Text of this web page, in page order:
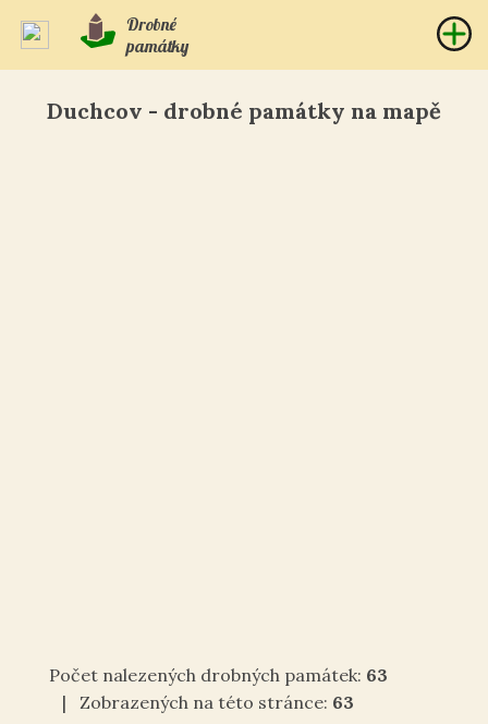
Drobné
památky
Duchcov - drobné památky na mapě
Počet nalezených drobných památek: 63
| Zobrazených na této stránce: 63